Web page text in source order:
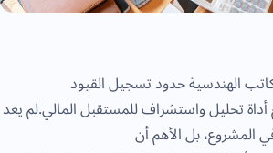
الهندسية حدود تسجيل القيود
تحليل واستشراف للمستقبل المالي.لم يعد
المشروع، بل الأهم أن